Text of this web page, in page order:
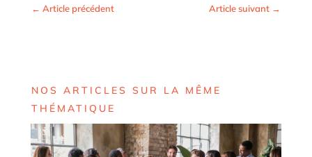
← Article précédent Article suivant →
NOS ARTICLES SUR LA MÊME
THÉMATIQUE